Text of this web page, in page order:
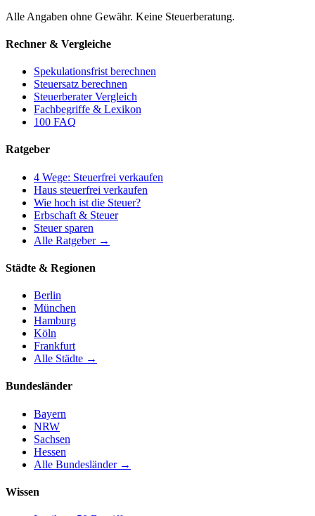
Alle Angaben ohne Gewähr. Keine Steuerberatung.
Rechner & Vergleiche
Spekulationsfrist berechnen
Steuersatz berechnen
Steuerberater Vergleich
Fachbegriffe & Lexikon
100 FAQ
Ratgeber
4 Wege: Steuerfrei verkaufen
Haus steuerfrei verkaufen
Wie hoch ist die Steuer?
Erbschaft & Steuer
Steuer sparen
Alle Ratgeber →
Städte & Regionen
Berlin
München
Hamburg
Köln
Frankfurt
Alle Städte →
Bundesländer
Bayern
NRW
Sachsen
Hessen
Alle Bundesländer →
Wissen